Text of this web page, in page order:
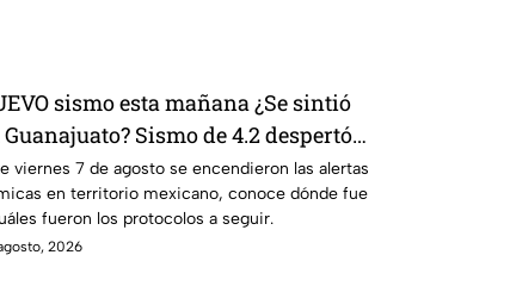
sismo esta mañana ¿Se sintió
Sismo de 4.2 despertó
alertas en México
viernes 7 de agosto se encendieron las alertas
en territorio mexicano, conoce dónde fue
fueron los protocolos a seguir.
2026